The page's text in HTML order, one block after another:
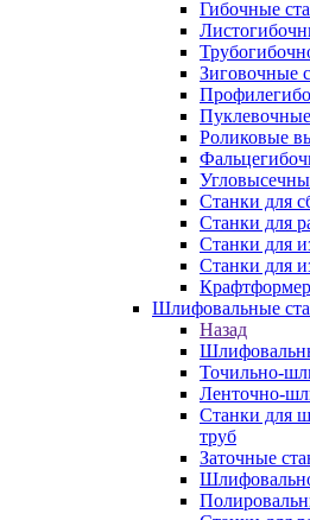
Гибочные
Зиговочные
Роликовые
Станки для
Станки для
Станки для
Станки для
Шлифовальные
Назад
Точильно-
Ленточно-
Станки для
труб
Заточные